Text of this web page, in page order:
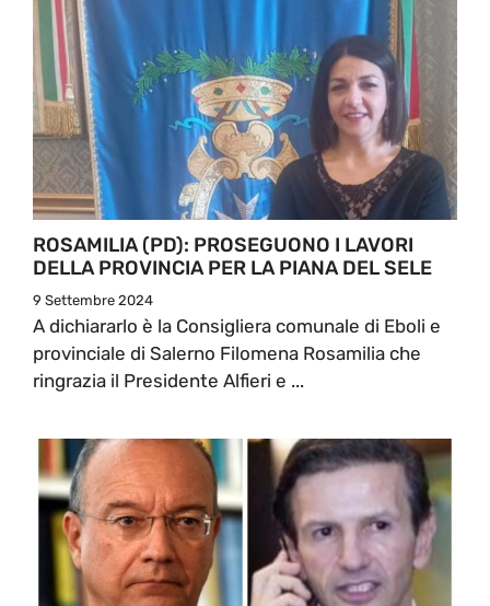
ROSAMILIA (PD): PROSEGUONO I LAVORI
DELLA PROVINCIA PER LA PIANA DEL SELE
9 Settembre 2024
A dichiararlo è la Consigliera comunale di Eboli e
provinciale di Salerno Filomena Rosamilia che
ringrazia il Presidente Alfieri e ...